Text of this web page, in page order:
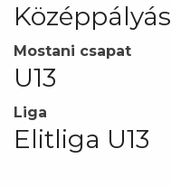
Középpályás
Mostani csapat
U13
Liga
Elitliga U13